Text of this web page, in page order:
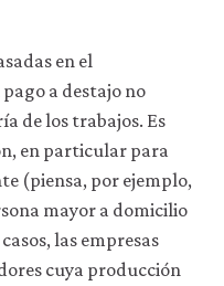
en el
a destajo no
de los trabajos. Es
en particular para
(piensa, por ejemplo,
mayor a domicilio
las empresas
cuya producción